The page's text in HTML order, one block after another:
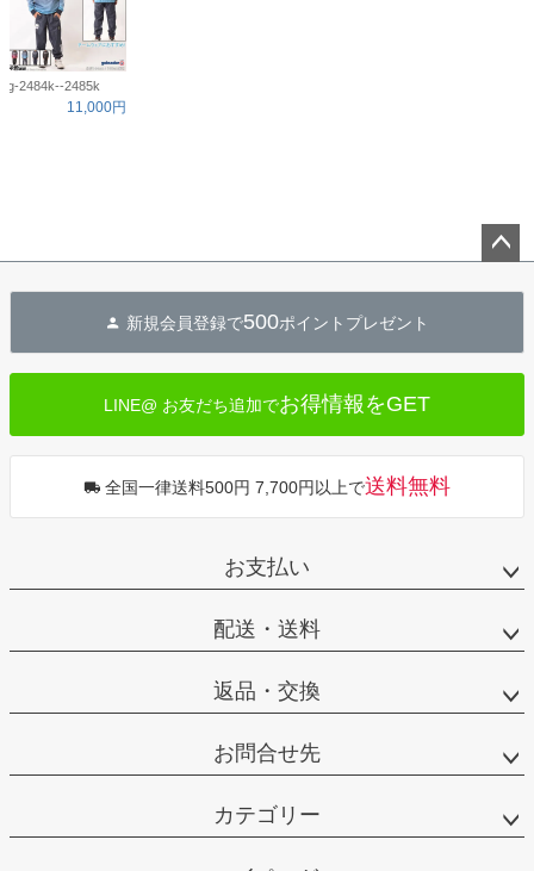
g-2484k--2485k
11,000円
へ
新規会員登録で500ポイントプレゼント
LINE@ お友だち追加でお得情報をGET
全国一律送料500円 7,700円以上で送料無料
お支払い
配送・送料
返品・交換
お問合せ先
カテゴリー